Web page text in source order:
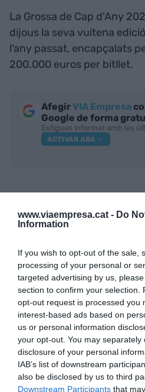
www.viaempresa.cat - Do
Information
If you wish to opt-out of the sale,
processing of your personal or
targeted advertising by us,
section to confirm your selection.
opt-out request is processed you
interest-based ads based on
us or personal information
your opt-out. You may
disclosure of your personal
IAB’s list of downstream
also be disclosed by us to third
Downstream Participants that
La Grossa de Cap d'Any
dijous la seva vuitena
l'any passat, encapçalats
200.000 euros per bitllet.
AfegirVIA Empresa
Google de forma
Estigues informat amb les
ACTIVAR ARA
On puc comprar una